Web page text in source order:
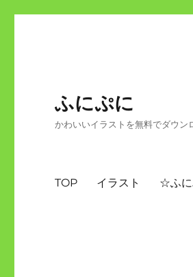
ふにぷに
かわいいイラストを無料でダウン
TOP イラスト ☆ふ